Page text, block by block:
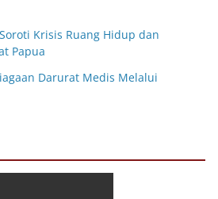
Krisis Ruang Hidup dan
Papua
Darurat Medis Melalui